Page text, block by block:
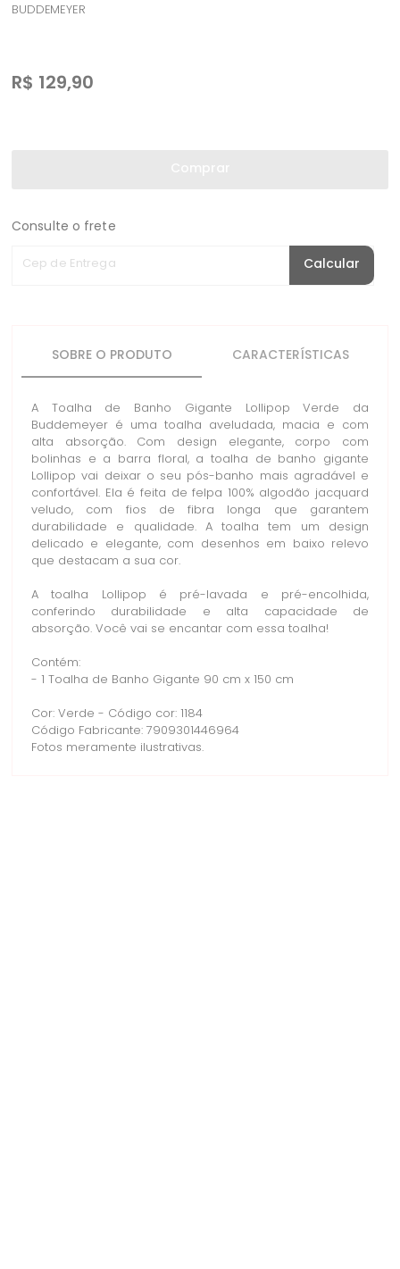
BUDDEMEYER
R$ 129,90
Consulte o frete
Cep de Entrega Calcular
SOBRE O PRODUTO CARACTERÍSTICAS
A Toalha de Banho Gigante Lollipop Verde da
Buddemeyer é uma toalha aveludada, macia e com
alta absorção. Com design elegante, corpo com
bolinhas e a barra floral, a toalha de banho gigante
Lollipop vai deixar o seu pós-banho mais agradável e
confortável. Ela é feita de felpa 100% algodão jacquard
veludo, com fios de fibra longa que garantem
durabilidade e qualidade. A toalha tem um design
delicado e elegante, com desenhos em baixo relevo
que destacam a sua cor.
A toalha Lollipop é pré-lavada e pré-encolhida,
conferindo durabilidade e alta capacidade de
absorção. Você vai se encantar com essa toalha!
Contém:
- 1 Toalha de Banho Gigante 90 cm x 150 cm
Cor: Verde - Código cor: 1184
Código Fabricante: 7909301446964
Fotos meramente ilustrativas.